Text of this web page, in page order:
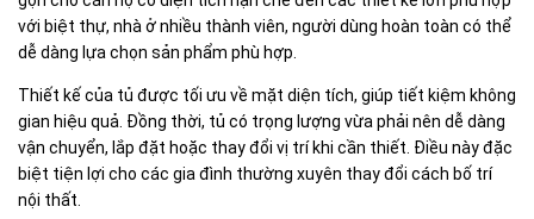
với biệt thự, nhà ở nhiều thành viên, người dùng hoàn toàn có thể
dễ dàng lựa chọn sản phẩm phù hợp.
Thiết kế của tủ được tối ưu về mặt diện tích, giúp tiết kiệm không
gian hiệu quả. Đồng thời, tủ có trọng lượng vừa phải nên dễ dàng
vận chuyển, lắp đặt hoặc thay đổi vị trí khi cần thiết. Điều này đặc
biệt tiện lợi cho các gia đình thường xuyên thay đổi cách bố trí
nội thất.